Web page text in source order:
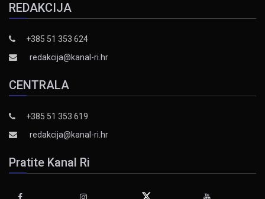
REDAKCIJA
+385 51 353 624
redakcija@kanal-ri.hr
CENTRALA
+385 51 353 619
redakcija@kanal-ri.hr
Pratite Kanal Ri